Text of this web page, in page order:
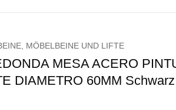
MÖBELBEINE UND LIFTE
MESA ACERO
DIAMETRO 60MM